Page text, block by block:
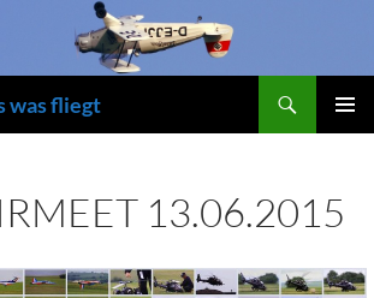
was fliegt
13.06.2015